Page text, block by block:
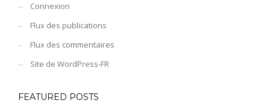
Connexion
Flux des publications
Flux des commentaires
Site de WordPress-FR
FEATURED POSTS